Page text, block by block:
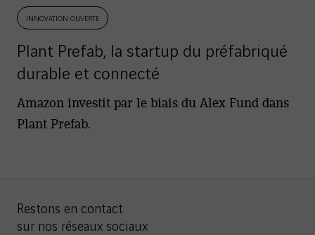
INNOVATION OUVERTE
Plant Prefab, la startup du préfabriqué
durable et connecté
Amazon investit par le biais du Alex Fund dans
Plant Prefab.
Restons en contact
sur nos réseaux sociaux